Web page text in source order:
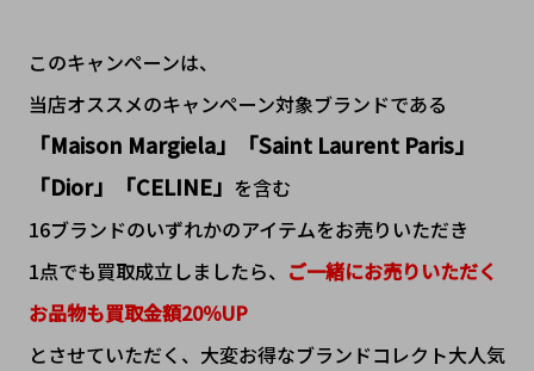
このキャンペーンは、
当店オススメのキャンペーン対象ブランドである
「Maison Margiela」「Saint Laurent Paris」
「Dior」「CELINE」 を含む
16ブランドのいずれかのアイテムをお売りいただき
1点でも買取成立しましたら、 ご一緒にお売りいただく
お品物も買取金額20％UP
とさせていただく、大変お得なブランドコレクト大人気